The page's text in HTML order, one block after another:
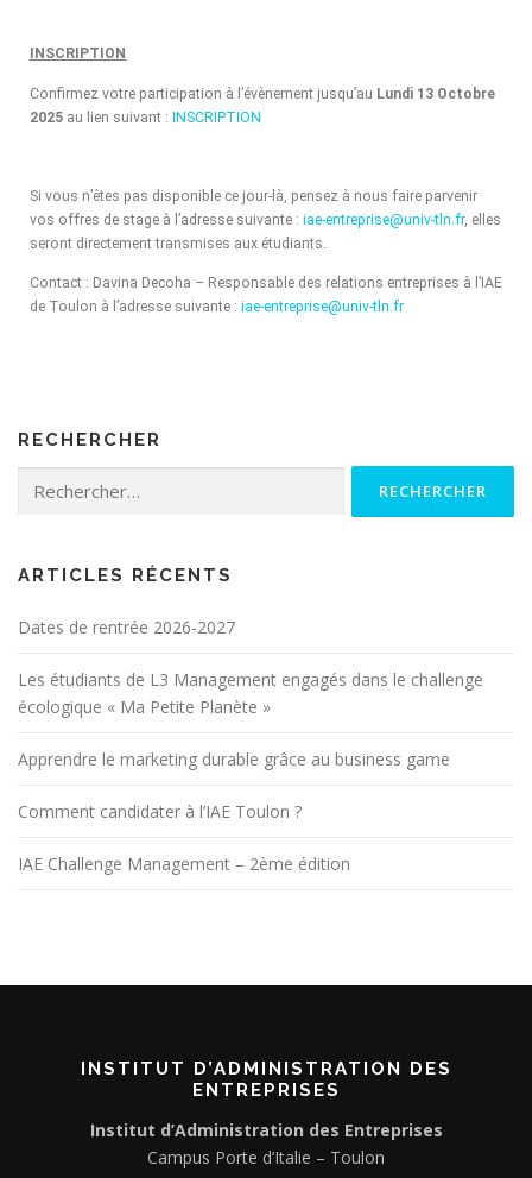
INSCRIPTION
Confirmez votre participation à l’évènement jusqu’au Lundi 13 Octobre
2025 au lien suivant : INSCRIPTION
Si vous n’êtes pas disponible ce jour-là, pensez à nous faire parvenir
vos offres de stage à l’adresse suivante : iae-entreprise@univ-tln.fr, elles
seront directement transmises aux étudiants.
Contact : Davina Decoha – Responsable des relations entreprises à l’IAE
de Toulon à l’adresse suivante : iae-entreprise@univ-tln.fr
RECHERCHER
ARTICLES RÉCENTS
Dates de rentrée 2026-2027
Les étudiants de L3 Management engagés dans le challenge
écologique « Ma Petite Planète »
Apprendre le marketing durable grâce au business game
Comment candidater à l’IAE Toulon ?
IAE Challenge Management – 2ème édition
INSTITUT D’ADMINISTRATION DES
ENTREPRISES
Institut d’Administration des Entreprises
Campus Porte d’Italie – Toulon